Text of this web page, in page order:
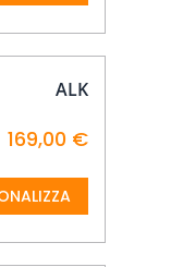
ALK
169,00 €